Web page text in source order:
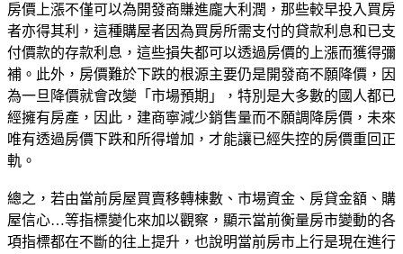
房價上漲不僅可以為開發商賺進龐大利潤，那些較早投入買房
者亦得其利，這種購屋者因為買房所需支付的貸款利息和已支
付價款的存款利息，這些損失都可以透過房價的上漲而獲得彌
補。此外，房價難於下跌的根源主要仍是開發商不願降價，因
為一旦降價就會改變「市場預期」，特別是大多數的國人都已
經擁有房產，因此，建商寧減少銷售量而不願調降房價，未來
唯有透過房價下跌和所得增加，才能讓已經失控的房價重回正
軌。
總之，若由當前房屋買賣移轉棟數、市場資金、房貸金額、購
屋信心…等指標變化來加以觀察，顯示當前衡量房市變動的各
項指標都在不斷的往上提升，也說明當前房市上行是現在進行